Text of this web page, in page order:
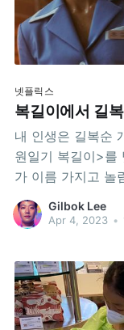
넷플릭스
복길이에서 길
내 인생은 길복순
원일기 복길이>를
가 이름 가지고 놀
질테다!! 인도네시
내 이름을 불러주
Gilbok Lee
Apr 4, 2023 •